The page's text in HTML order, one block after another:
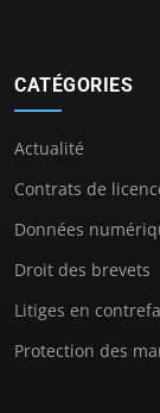
CATÉGORIES
Actualité
Contrats de
Données
Droit des brevets
Litiges en
Protection des